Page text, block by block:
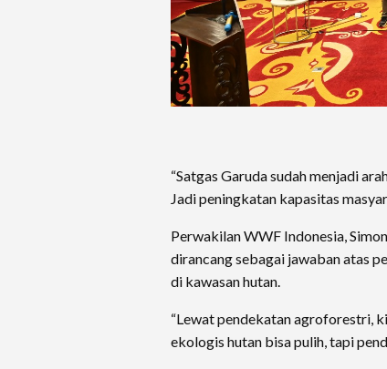
“Satgas Garuda sudah menjadi
Jadi peningkatan kapasitas
Perwakilan WWF Indonesia,
dirancang sebagai jawaban atas
di kawasan hutan.
“Lewat pendekatan agroforestri,
ekologis hutan bisa pulih, tapi